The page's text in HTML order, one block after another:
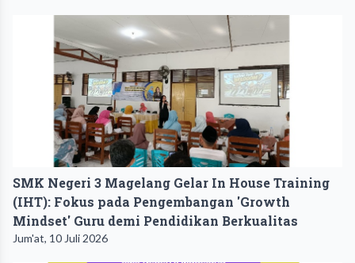
SMK Negeri 3 Magelang Gelar In House Training
(IHT): Fokus pada Pengembangan 'Growth
Mindset' Guru demi Pendidikan Berkualitas
Jum'at, 10 Juli 2026